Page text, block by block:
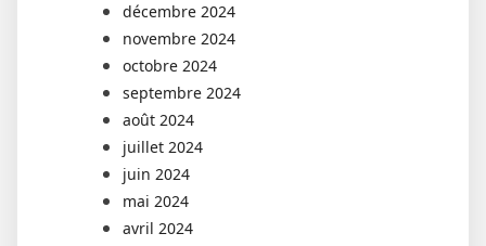
décembre 2024
novembre 2024
octobre 2024
septembre 2024
août 2024
juillet 2024
juin 2024
mai 2024
avril 2024